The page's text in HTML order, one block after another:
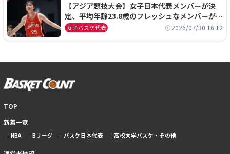
【アジア競技大会】女子日本代表メンバーが決
定、平均年齢23.8歳のフレッシュなメンバーが日
本開催の大舞台で頂点を狙う
女子バスケ代表 2026/07/30 16:12
TOP
新着一覧
NBA Bリーグ バスケ日本代表 高校大学バスケ・その他